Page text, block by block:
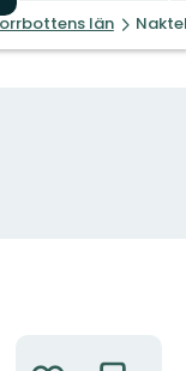
län